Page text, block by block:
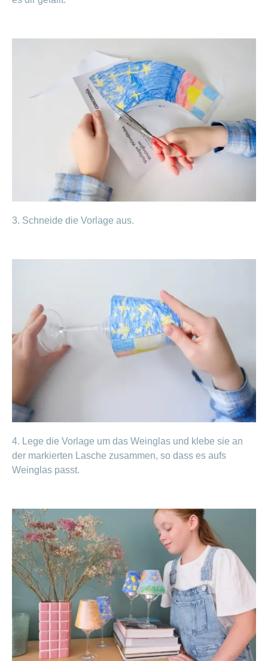
3. Schneide die Vorlage aus.
4. Lege die Vorlage um das Weinglas und klebe sie an
der markierten Lasche zusammen, so dass es aufs
Weinglas passt.